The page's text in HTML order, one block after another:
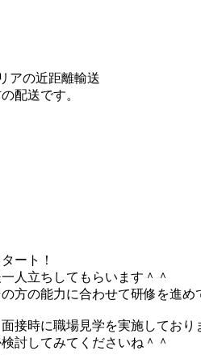
アの近距離輸送
配送です。
ート！
人立ちしてもらいます＾＾
方の能力に合わせて研修を進め
接時に職場見学を実施しており
討してみてくださいね＾＾